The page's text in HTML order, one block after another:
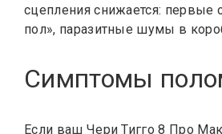
сцепления снижается:
пол», паразитные шумы в
Симптомы
Если ваш Чери Тигго 8 Про